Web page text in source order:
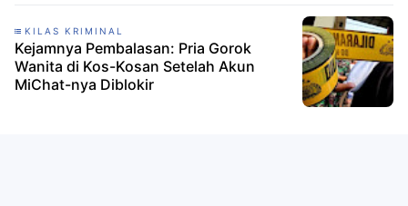
KILAS KRIMINAL
Kejamnya Pembalasan: Pria Gorok
Wanita di Kos-Kosan Setelah Akun
MiChat-nya Diblokir